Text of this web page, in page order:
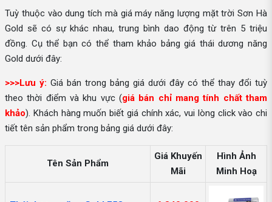
Tuỳ thuộc vào dung tích mà giá máy năng lượng mặt trời Sơn Hà
Gold sẽ có sự khác nhau, trung bình dao động từ trên 5 triệu
đồng. Cụ thể bạn có thể tham khảo bảng giá thái dương năng
Gold dưới đây:
>>>Lưu ý: Giá bán trong bảng giá dưới đây có thể thay đổi tuỳ
theo thời điểm và khu vực (giá bán chỉ mang tính chất tham
khảo). Khách hàng muốn biết giá chính xác, vui lòng click vào chi
tiết tên sản phẩm trong bảng giá dưới đây:
Tên Sản Phẩm
Giá Khuyến
Mãi
Hình Ảnh
Minh Hoạ